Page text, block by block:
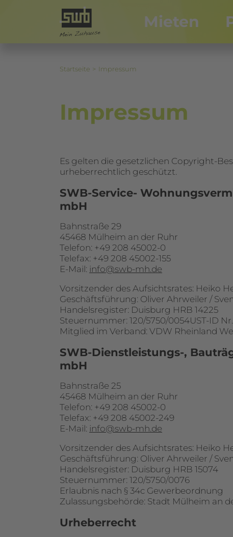
Mieten
Startseite Impressum
Impressum
Es gelten die gesetzlichen Copyright-
urheberrechtlich geschützt.
SWB-Service-
mbH
Bahnstraße 29
45468 Mülheim an der Ruhr
Telefon: +49 208 45002-0
Telefax: +49 208 45002-155
E-Mail: info@swb-mh.de
Vorsitzender des Aufsichtsrates: Heiko
Geschäftsführung: Oliver Ahrweiler /
Handelsregister: Duisburg HRB 14225
Steuernummer: 120/5750/0054UST-ID
Mitglied im Verband: VDW Rheinland
SWB-Dienstleistungs-,
mbH
Bahnstraße 25
45468 Mülheim an der Ruhr
Telefon: +49 208 45002-0
Telefax: +49 208 45002-249
E-Mail: info@swb-mh.de
Vorsitzender des Aufsichtsrates: Heiko
Geschäftsführung: Oliver Ahrweiler /
Handelsregister: Duisburg HRB 15074
Steuernummer: 120/5750/0076
Erlaubnis nach § 34c Gewerbeordnung
Zulassungsbehörde: Stadt Mülheim an
Urheberrecht